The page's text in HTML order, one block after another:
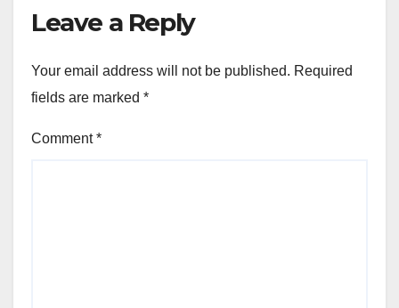
Leave a Reply
Your email address will not be published. Required
fields are marked *
Comment*